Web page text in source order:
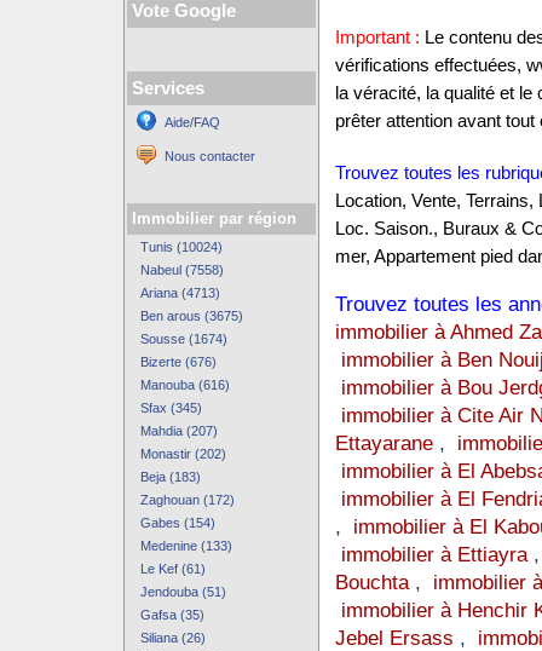
Vote Google
Services
Aide/FAQ
Nous contacter
Immobilier par région
Tunis (10024)
Nabeul (7558)
Ariana (4713)
Ben arous (3675)
Sousse (1674)
Bizerte (676)
Manouba (616)
Sfax (345)
Mahdia (207)
Monastir (202)
Beja (183)
Zaghouan (172)
Gabes (154)
Medenine (133)
Le Kef (61)
Jendouba (51)
Gafsa (35)
Siliana (26)
Important : Le contenu
vérifications effectuées,
la véracité, la qualité et
prêter attention avant tout
Trouvez toutes les
Location, Vente,
Loc. Saison., Buraux &
mer, Appartement pied
Trouvez toutes les
immobilier à Ahmed
immobilier à Ben
immobilier à Bou
immobilier à Cite Air
Ettayarane,
immobilier à El
immobilier à El
, immobilier à El
immobilier à Ettiayra
Bouchta, immobilier
immobilier à Henchir
Jebel Ersass ,